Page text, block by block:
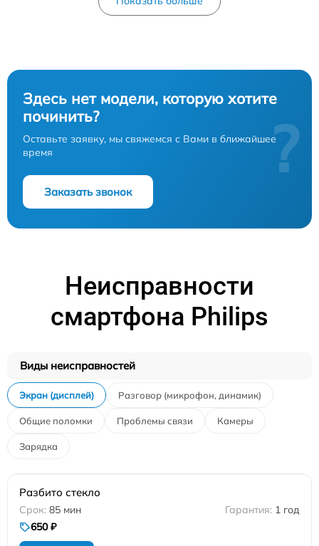
Здесь нет модели, которую хотите
починить?
Оставьте заявку, мы свяжемся с Вами в ближайшее
время
Заказать звонок
?
Неисправности
смартфона Philips
Виды неисправностей
Экран (дисплей) Разговор (микрофон, динамик)
Общие поломки Проблемы связи Камеры
Зарядка
Разбито стекло
85 мин
1 год
650 ₽